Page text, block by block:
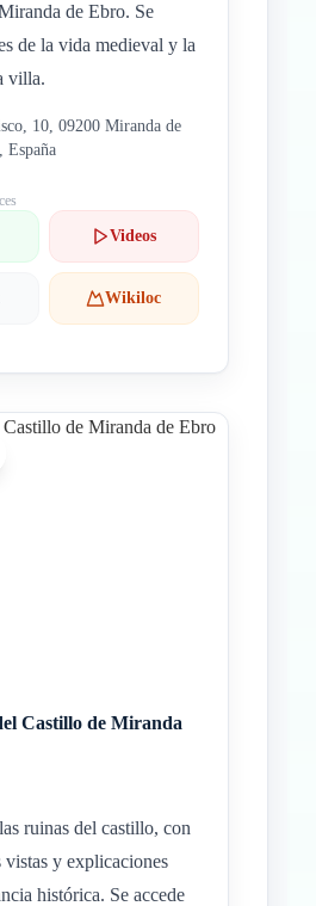
de Ebro. Se
de la vida medieval y la
villa.
10, 09200 Miranda de
España
Videos
Wikiloc
Castillo de Miranda
ruinas del castillo, con
vistas y explicaciones
histórica. Se accede